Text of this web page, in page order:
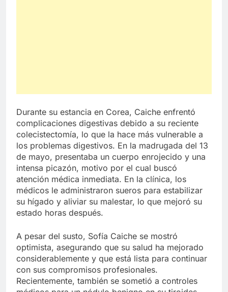
Durante su estancia en Corea, Caiche enfrentó
complicaciones digestivas debido a su reciente
colecistectomía, lo que la hace más vulnerable a
los problemas digestivos. En la madrugada del 13
de mayo, presentaba un cuerpo enrojecido y una
intensa picazón, motivo por el cual buscó
atención médica inmediata. En la clínica, los
médicos le administraron sueros para estabilizar
su hígado y aliviar su malestar, lo que mejoró su
estado horas después.
A pesar del susto, Sofía Caiche se mostró
optimista, asegurando que su salud ha mejorado
considerablemente y que está lista para continuar
con sus compromisos profesionales.
Recientemente, también se sometió a controles